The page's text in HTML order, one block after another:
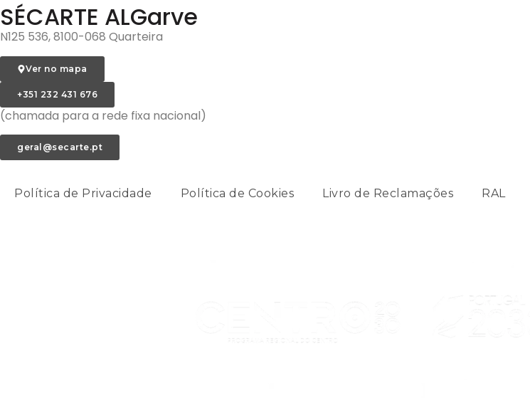
SÉCARTE ALGarve
N125 536, 8100-068 Quarteira
Ver no mapa
+351 232 431 676
(chamada para a rede fixa nacional)
geral@secarte.pt
Política de Privacidade Política de Cookies Livro de Reclamações RAL